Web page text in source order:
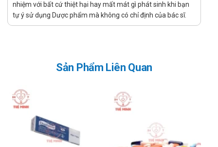
Hà:
Có thể sảy ra một số phản ứng dị ứng nếu bạn có tiền
Đọc kĩ hướng dẫn sử dụng trước khi dùng.
Chưa có báo cáo cụ thể.
Sản phẩm tương tự
Các bạn có thể tham khảo thêm sản phẩmDạ dày tuệ tĩnh
có công dụng tương tự Đại tràng H/B Khải Hà.
nhiệm với bất cứ thiệt hại hay mất mát gì phát sinh khi bạn
tự ý sử dụng Dược phẩm mà không có chỉ định của bác sĩ.
Sản Phẩm Liên Quan